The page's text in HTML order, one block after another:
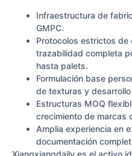
Infraestructura de
GMPC.
Protocolos estrictos de
trazabilidad completa
hasta palets.
Formulación base
de texturas y
Estructuras MOQ
crecimiento de marcas
Amplia experiencia en
documentación
Xiangxiangdaily es el activo